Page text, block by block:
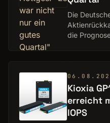
Die
die
Kioxia
erreicht
IOPS